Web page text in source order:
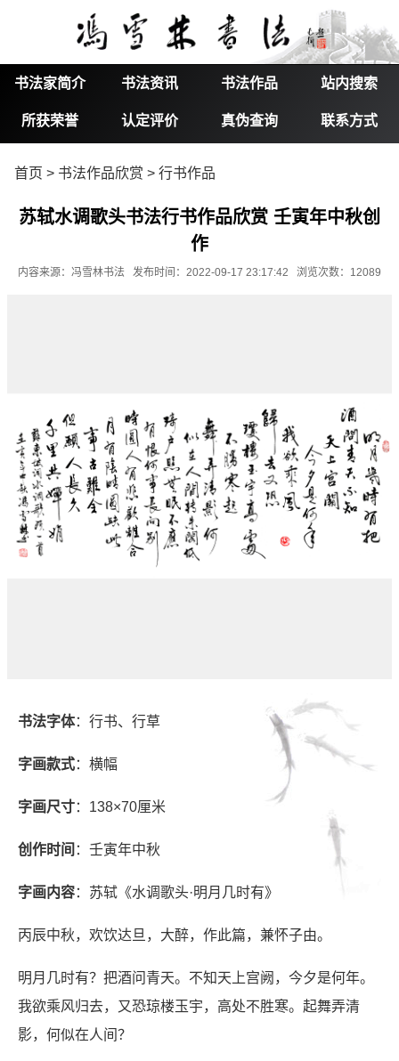
书法家简介 书法资讯 书法作品 站内搜索
所获荣誉 认定评价 真伪查询 联系方式
首页 > 书法作品欣赏 > 行书作品
苏轼水调歌头书法行书作品欣赏 壬寅年中秋创
作
内容来源：冯雪林书法 发布时间：2022-09-17 23:17:42 浏览次数：12089
书法字体：行书、行草
字画款式：横幅
字画尺寸：138×70厘米
创作时间 ：壬寅年中秋
字画内容：苏轼《水调歌头·明月几时有》
丙辰中秋，欢饮达旦，大醉，作此篇，兼怀子由。
明月几时有？把酒问青天。不知天上宫阙，今夕是何年。
我欲乘风归去，又恐琼楼玉宇，高处不胜寒。起舞弄清
影，何似在人间？